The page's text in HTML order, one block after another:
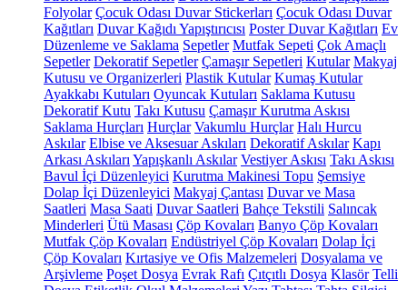
Folyolar Çocuk Odası Duvar Stickerları Çocuk Odası Duvar
Kağıtları Duvar Kağıdı Yapıştırıcısı Poster Duvar Kağıtları Ev
Düzenleme ve Saklama Sepetler Mutfak Sepeti Çok Amaçlı
Sepetler Dekoratif Sepetler Çamaşır Sepetleri Kutular Makyaj
Kutusu ve Organizerleri Plastik Kutular Kumaş Kutular
Ayakkabı Kutuları Oyuncak Kutuları Saklama Kutusu
Dekoratif Kutu Takı Kutusu Çamaşır Kurutma Askısı
Saklama Hurçları Hurçlar Vakumlu Hurçlar Halı Hurcu
Askılar Elbise ve Aksesuar Askıları Dekoratif Askılar Kapı
Arkası Askıları Yapışkanlı Askılar Vestiyer Askısı Takı Askısı
Bavul İçi Düzenleyici Kurutma Makinesi Topu Şemsiye
Dolap İçi Düzenleyici Makyaj Çantası Duvar ve Masa
Saatleri Masa Saati Duvar Saatleri Bahçe Tekstili Salıncak
Minderleri Ütü Masası Çöp Kovaları Banyo Çöp Kovaları
Mutfak Çöp Kovaları Endüstriyel Çöp Kovaları Dolap İçi
Çöp Kovaları Kırtasiye ve Ofis Malzemeleri Dosyalama ve
Arşivleme Poşet Dosya Evrak Rafı Çıtçıtlı Dosya Klasör Telli